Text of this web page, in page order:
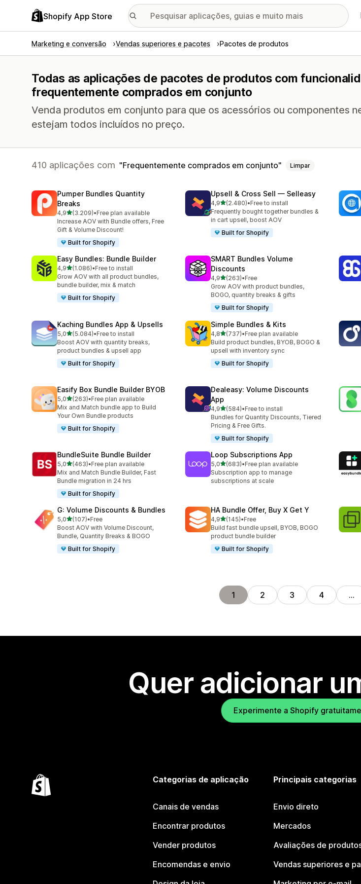
Shopify App Store
Marketing e conversão Vendas superiores e pacotes Pacotes de produtos
Todas as aplicações de pacotes de produtos com
frequentemente comprados em conjunto
Venda produtos em conjunto para que os acessórios ou componentes
estejam todos incluídos no preço.
410 aplicações com Frequentemente comprados em conjunto Limpar
Pumper Bundles Quantity
Breaks
4,9de 5 estrelas
(3.209)
3209 total de avaliações
•Free plan available
Increase AOV with Bundle offers, Free
Gift & Volume Discount!
Built for Shopify
Upsell & Cross Sell — Selleasy
4,9de 5 estrelas
(2.480)
2480 total de avaliações
•Free to install
Frequently bought together bundles &
in cart upsell, boost AOV
Built for Shopify
Easy Bundles: Bundle Builder
4,9de 5 estrelas
(1.086)
1086 total de avaliações
•Free to install
Grow AOV with all product bundles,
bundle builder, mix & match
Built for Shopify
SMART Bundles Volume
Discounts
4,9de 5 estrelas
(263)
263 total de avaliações
•Free
Grow AOV with product bundles,
BOGO, quantity breaks & gifts
Built for Shopify
Kaching Bundles App & Upsells
5,0de 5 estrelas
(5.084)
5084 total de avaliações
•Free to install
Boost AOV with quantity breaks,
product bundles & upsell app
Built for Shopify
Simple Bundles & Kits
4,8de 5 estrelas
(737)
737 total de avaliações
•Free plan available
Build product bundles, BYOB, BOGO &
upsell with inventory sync
Built for Shopify
Easify Box Bundle Builder BYOB
5,0de 5 estrelas
(263)
263 total de avaliações
•Free plan available
Mix and Match bundle app to Build
Your Own Bundle products
Built for Shopify
Dealeasy: Volume Discounts
App
4,9de 5 estrelas
(584)
584 total de avaliações
•Free to install
Bundles for Quantity Discounts, Tiered
Pricing & Free Gifts.
Built for Shopify
BundleSuite Bundle Builder
5,0de 5 estrelas
(463)
463 total de avaliações
•Free plan available
Mix and Match Bundle Builder, Fast
Bundle migration in 24 hrs
Built for Shopify
Loop Subscriptions App
5,0de 5 estrelas
(683)
683 total de avaliações
•Free plan available
Subscription app to manage
subscriptions at scale
G: Volume Discounts & Bundles
5,0de 5 estrelas
(107)
107 total de avaliações
•Free
Boost AOV with Volume Discount,
Bundle, Quantity Breaks & BOGO
Built for Shopify
HA Bundle Offer, Buy X Get Y
4,9de 5 estrelas
(145)
145 total de avaliações
•Free
Build fast bundle upsell, BYOB, BOGO
product bundle builder
Built for Shopify
1 2 3 4 …
Quer adicionar
Experimente a Shopify
Categorias de aplicação
Canais de vendas
Encontrar produtos
Vender produtos
Encomendas e envio
Principais categorias
Envio direto
Mercados
Avaliações de
Vendas superiores e